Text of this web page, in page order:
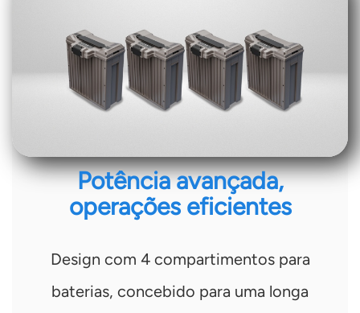
Potência avançada,
operações eficientes
Design com 4 compartimentos para
baterias, concebido para uma longa